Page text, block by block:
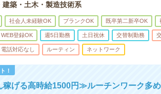
建築・土木・製造技術系
社会人未経験OK ブランクOK 既卒第二新卒OK
WEB登録OK 週5日勤務 土日祝休 交替制勤務
電話対応なし ルーティン ネットワーク
！
げる高時給1500円≫ルーチンワーク多め